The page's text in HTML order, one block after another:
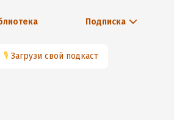
Подписка
🎙 Загрузи свой подкаст